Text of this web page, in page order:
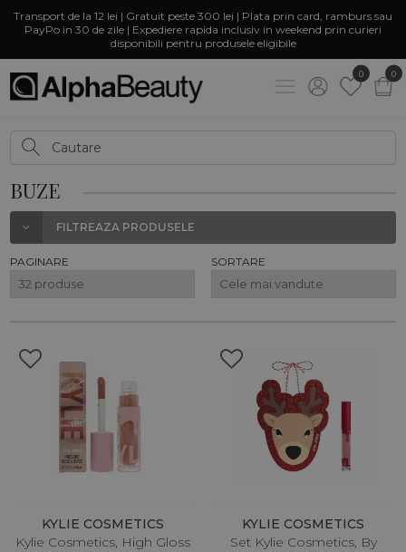
Transport de la 12 lei | Gratuit peste 300 lei | Plata prin card, ramburs sau
PayPo in 30 de zile | Expediere rapida inclusiv in weekend prin curieri
disponibili pentru produsele eligibile
0 0
BUZE
FILTREAZA PRODUSELE
PAGINARE SORTARE
KYLIE COSMETICS
Kylie Cosmetics, High Gloss
KYLIE COSMETICS
Set Kylie Cosmetics, By